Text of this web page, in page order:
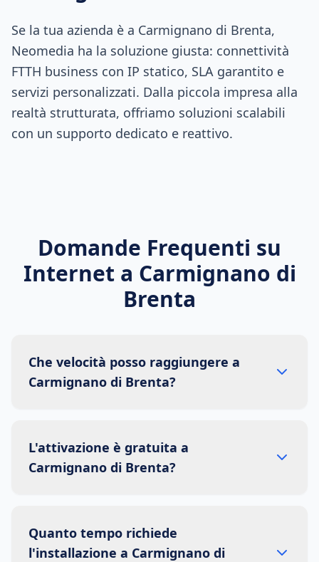
Se la tua azienda è a Carmignano di Brenta,
Neomedia ha la soluzione giusta: connettività
FTTH business con IP statico, SLA garantito e
servizi personalizzati. Dalla piccola impresa alla
realtà strutturata, offriamo soluzioni scalabili
con un supporto dedicato e reattivo.
Domande Frequenti su
Internet a Carmignano di
Brenta
Che velocità posso raggiungere a
Carmignano di Brenta?
L'attivazione è gratuita a
Carmignano di Brenta?
Quanto tempo richiede
l'installazione a Carmignano di